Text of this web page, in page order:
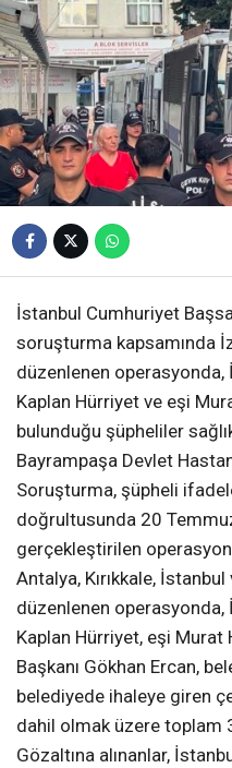
İstanbul Cumhuriyet
soruşturma kapsamında
düzenlenen operasyonda,
Kaplan Hürriyet ve eşi
bulunduğu şüpheliler
Bayrampaşa Devlet
Soruşturma, şüpheli
doğrultusunda 20
gerçekleştirilen
Antalya, Kırıkkale,
düzenlenen operasyonda,
Kaplan Hürriyet, eşi
Başkanı Gökhan Ercan,
belediyede ihaleye giren
dahil olmak üzere toplam
Gözaltına alınanlar,